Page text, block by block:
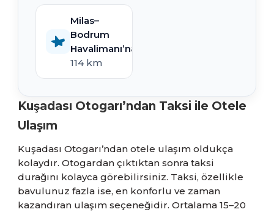
Milas–
Bodrum
Havalimanı’na
114 km
Kuşadası Otogarı’ndan Taksi ile Otele
Ulaşım
Kuşadası Otogarı’ndan otele ulaşım oldukça
kolaydır. Otogardan çıktıktan sonra taksi
durağını kolayca görebilirsiniz. Taksi, özellikle
bavulunuz fazla ise, en konforlu ve zaman
kazandıran ulaşım seçeneğidir. Ortalama 15–20